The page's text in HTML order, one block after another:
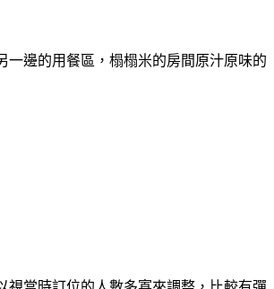
一邊的用餐區，榻榻米的房間原汁原味的